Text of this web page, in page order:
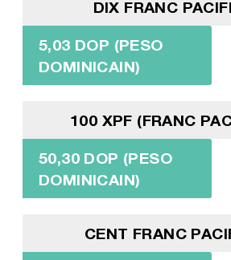
DIX FRANC
5,03 DOP (PESO
DOMINICAIN)
100 XPF (FRANC
50,30 DOP (PESO
DOMINICAIN)
CENT FRANC